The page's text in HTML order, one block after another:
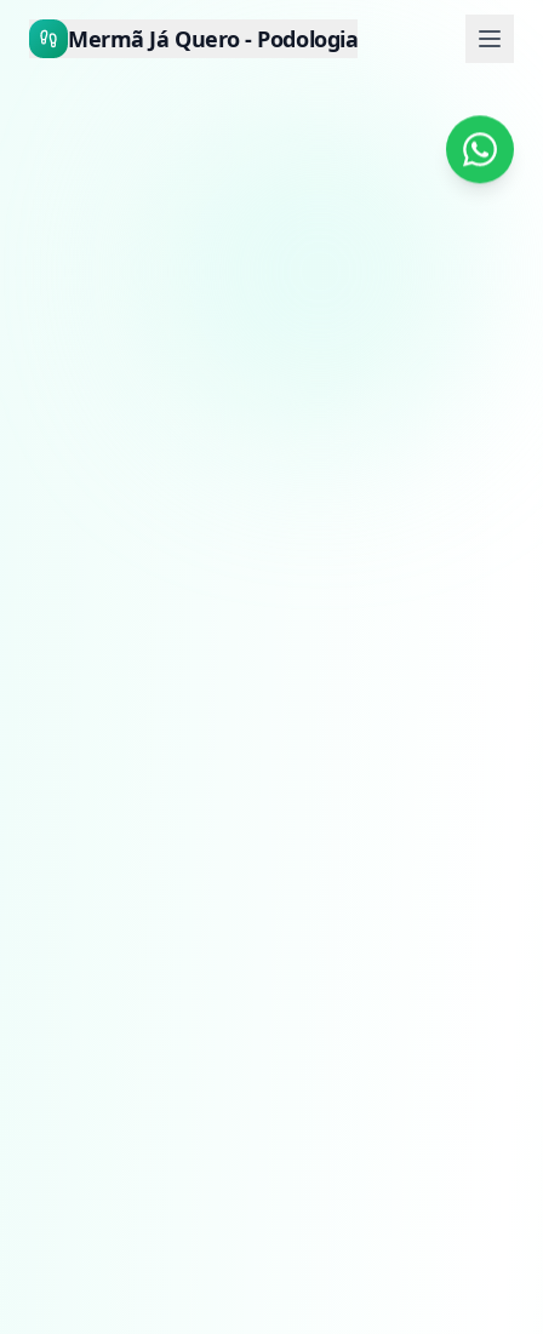
Mermã Já Quero - Podologia